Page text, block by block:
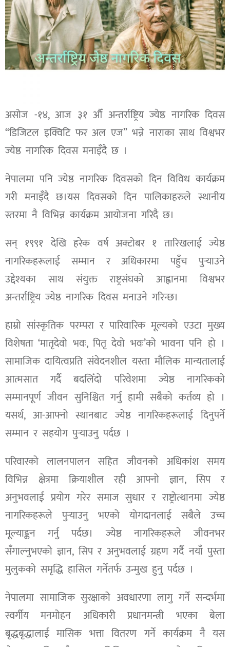
असोज -१४, आज ३१ औँ अन्तर्राष्ट्रिय ज्येष्ठ नागरिक दिवस
“डिजिटल इक्विटि फर अल एज” भन्ने नाराका साथ विश्वभर
ज्येष्ठ नागरिक दिवस मनाइँदै छ ।
नेपालमा पनि ज्येष्ठ नागरिक दिवसको दिन विविध कार्यक्रम
गरी मनाइँदै छ।यस दिवसको दिन पालिकाहरुले स्थानीय
स्तरमा नै विभिन्न कार्यक्रम आयोजना गरिदै छ।
सन् १९९१ देखि हरेक वर्ष अक्टोबर १ तारिखलाई ज्येष्ठ
नागरिकहरूलाई सम्मान र अधिकारमा पहुँच पुर्‍याउने
उद्देश्यका साथ संयुक्त राष्ट्रसंघको आह्वानमा विश्वभर
अन्तर्राष्ट्रिय ज्येष्ठ नागरिक दिवस मनाउने गरिन्छ।
हाम्रो सांस्कृतिक परम्परा र पारिवारिक मूल्यको एउटा मुख्य
विशेषता ‘मातृदेवो भवः, पितृ देवो भवः’को भावना पनि हो ।
सामाजिक दायित्वप्रति संवेदनशील यस्ता मौलिक मान्यतालाई
आत्मसात गर्दै बदलिँदो परिवेशमा ज्येष्ठ नागरिकको
सम्मानपूर्ण जीवन सुनिश्चित गर्नु हामी सबैको कर्तव्य हो ।
यसर्थ, आ-आफ्नो स्थानबाट ज्येष्ठ नागरिकहरूलाई दिनुपर्ने
सम्मान र सहयोग पुर्‍याउनु पर्दछ ।
परिवारको लालनपालन सहित जीवनको अधिकांश समय
विभिन्न क्षेत्रमा क्रियाशील रही आफ्नो ज्ञान, सिप र
अनुभवलाई प्रयोग गरेर समाज सुधार र राष्ट्रोत्थानमा ज्येष्ठ
नागरिकहरूले पुर्‍याउनु भएको योगदानलाई सबैले उच्च
मूल्याङ्कन गर्नु पर्दछ। ज्येष्ठ नागरिकहरूले जीवनभर
सँगाल्नुभएको ज्ञान, सिप र अनुभवलाई ग्रहण गर्दै नयाँ पुस्ता
मुलुकको समृद्धि हासिल गर्नेतर्फ उन्मुख हुनु पर्दछ ।
नेपालमा सामाजिक सुरक्षाको अवधारणा लागु गर्ने सन्दर्भमा
स्वर्गीय मनमोहन अधिकारी प्रधानमन्त्री भएका बेला
बृद्धबृद्धालाई मासिक भत्ता वितरण गर्ने कार्यक्रम नै यस